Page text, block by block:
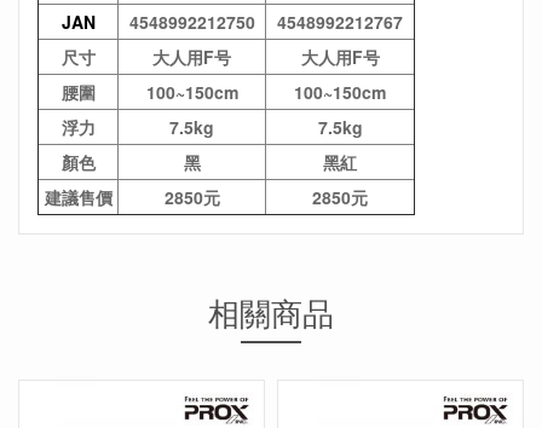
JAN
4548992212750
4548992212767
尺寸
大人用F号
大人用F号
腰圍
100~150cm
100~150cm
浮力
7.5kg
7.5kg
顏色
黑
黑紅
建議售價
2850元 2850元
相關商品